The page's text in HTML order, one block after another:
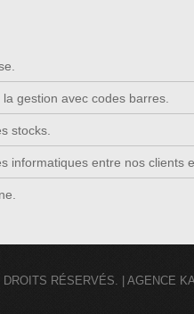
gestion avec codes barres.
stocks.
informatiques entre nos clients
DROITS RÉSERVÉS. | AGENCE